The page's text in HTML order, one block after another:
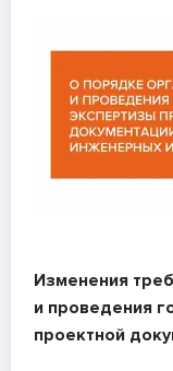
Изменения
и проведения
проектной